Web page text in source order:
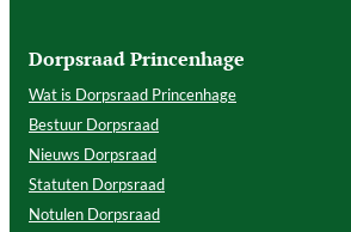
Dorpsraad Princenhage
Wat is Dorpsraad Princenhage
Bestuur Dorpsraad
Nieuws Dorpsraad
Statuten Dorpsraad
Notulen Dorpsraad